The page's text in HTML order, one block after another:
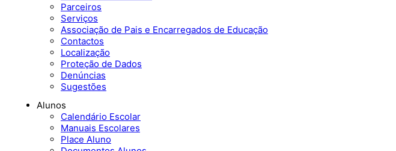
Parceiros
Serviços
Associação de Pais e Encarregados de Educação
Contactos
Localização
Proteção de Dados
Denúncias
Sugestões
Alunos
Calendário Escolar
Manuais Escolares
Place Aluno